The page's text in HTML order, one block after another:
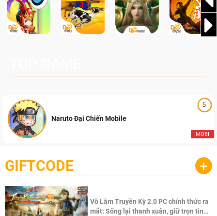
5
MOBI
Naruto Đại Chiến Mobile
GIFTCODE +
Võ Lâm Truyền Kỳ 2.0 PC chính thức ra
mắt: Sống lại thanh xuân, giữ trọn tinh